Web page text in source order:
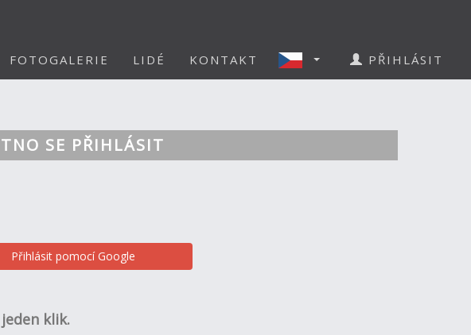
FOTOGALERIE LIDÉ KONTAKT PŘIHLÁSIT
SE PŘIHLÁSIT
Přihlásit pomocí Google
klik.